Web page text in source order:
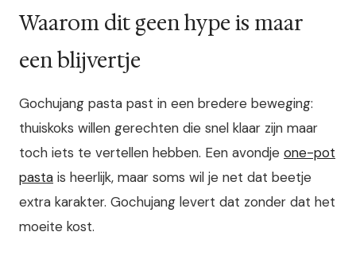
Waarom dit geen hype is maar
een blijvertje
Gochujang pasta past in een bredere beweging:
thuiskoks willen gerechten die snel klaar zijn maar
toch iets te vertellen hebben. Een avondje one-pot
pasta is heerlijk, maar soms wil je net dat beetje
extra karakter. Gochujang levert dat zonder dat het
moeite kost.